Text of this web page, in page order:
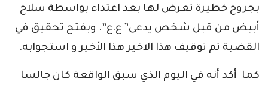
بجروح خطيرة تعرض لها بعد اعتداء بواسطة سلاح
أبيض من قبل شخص يدعى” ع.ع”. وبفتح تحقيق في
القضية تم توقيف هذا الاخير هذا الأخير و استجوابه.
كما أكد أنه في اليوم الذي سبق الواقعة كان جالسا